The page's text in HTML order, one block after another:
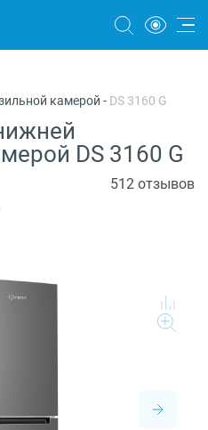
машины
камерой - DS 3160 G
DS 3160 G
512 отзывов